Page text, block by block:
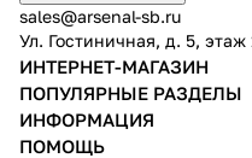
sales@arsenal-sb.ru
Ул. Гостиничная, д. 5, этаж
ИНТЕРНЕТ-МАГАЗИН
ПОПУЛЯРНЫЕ РАЗДЕЛЫ
ИНФОРМАЦИЯ
ПОМОЩЬ